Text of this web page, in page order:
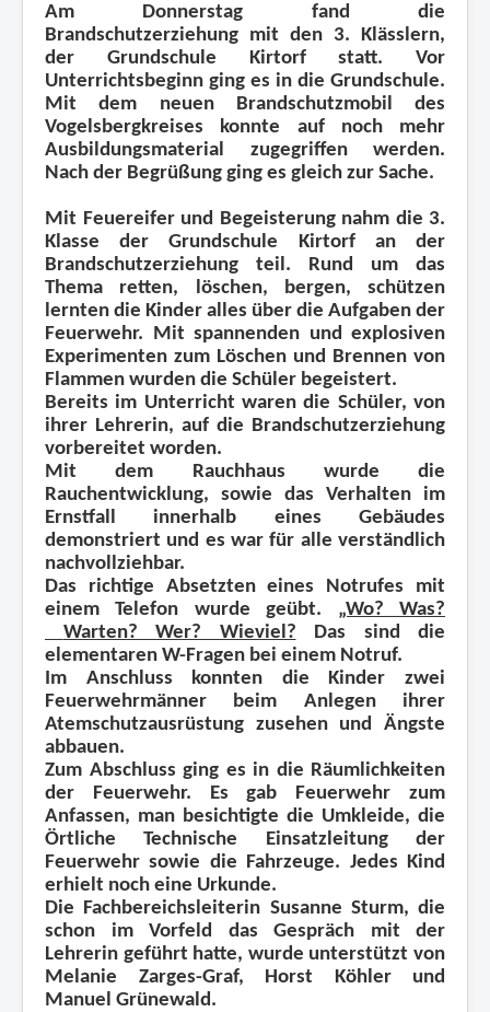
Am Donnerstag fand die
Brandschutzerziehung mit den 3. Klässlern,
der Grundschule Kirtorf statt. Vor
Unterrichtsbeginn ging es in die Grundschule.
Mit dem neuen Brandschutzmobil des
Vogelsbergkreises konnte auf noch mehr
Ausbildungsmaterial zugegriffen werden.
Nach der Begrüßung ging es gleich zur Sache.
Mit Feuereifer und Begeisterung nahm die 3.
Klasse der Grundschule Kirtorf an der
Brandschutzerziehung teil. Rund um das
Thema retten, löschen, bergen, schützen
lernten die Kinder alles über die Aufgaben der
Feuerwehr. Mit spannenden und explosiven
Experimenten zum Löschen und Brennen von
Flammen wurden die Schüler begeistert.
Bereits im Unterricht waren die Schüler, von
ihrer Lehrerin, auf die Brandschutzerziehung
vorbereitet worden.
Mit dem Rauchhaus wurde die
Rauchentwicklung, sowie das Verhalten im
Ernstfall innerhalb eines Gebäudes
demonstriert und es war für alle verständlich
nachvollziehbar.
Das richtige Absetzten eines Notrufes mit
einem Telefon wurde geübt. „Wo? Was?
Warten? Wer? Wieviel? Das sind die
elementaren W-Fragen bei einem Notruf.
Im Anschluss konnten die Kinder zwei
Feuerwehrmänner beim Anlegen ihrer
Atemschutzausrüstung zusehen und Ängste
abbauen.
Zum Abschluss ging es in die Räumlichkeiten
der Feuerwehr. Es gab Feuerwehr zum
Anfassen, man besichtigte die Umkleide, die
Örtliche Technische Einsatzleitung der
Feuerwehr sowie die Fahrzeuge. Jedes Kind
erhielt noch eine Urkunde.
Die Fachbereichsleiterin Susanne Sturm, die
schon im Vorfeld das Gespräch mit der
Lehrerin geführt hatte, wurde unterstützt von
Melanie Zarges-Graf, Horst Köhler und
Manuel Grünewald.